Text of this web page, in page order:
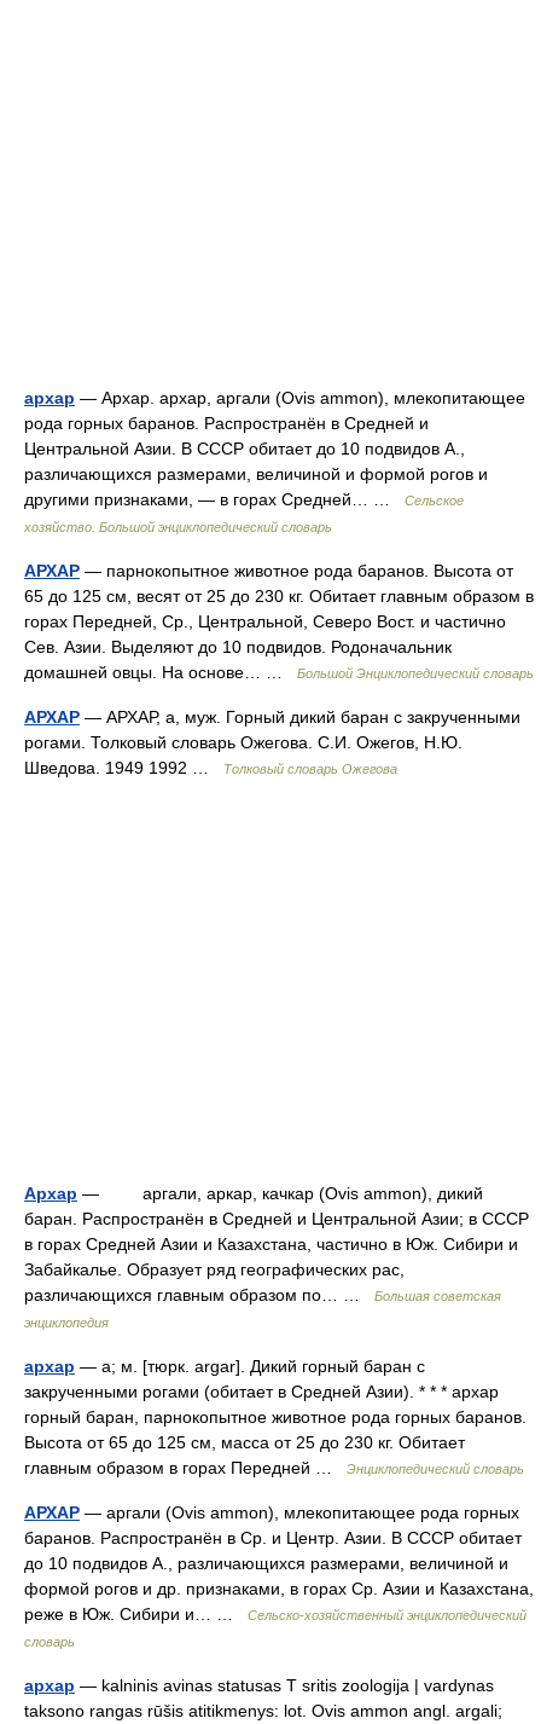
архар — Архар. архар, аргали (Ovis ammon), млекопитающее
рода горных баранов. Распространён в Средней и
Центральной Азии. В СССР обитает до 10 подвидов А.,
различающихся размерами, величиной и формой рогов и
другими признаками, — в горах Средней… …
Сельское
хозяйство. Большой энциклопедический словарь
АРХАР — парнокопытное животное рода баранов. Высота от
65 до 125 см, весят от 25 до 230 кг. Обитает главным образом в
горах Передней, Ср., Центральной, Северо Вост. и частично
Сев. Азии. Выделяют до 10 подвидов. Родоначальник
домашней овцы. На основе… …
Большой Энциклопедический словарь
АРХАР — АРХАР, а, муж. Горный дикий баран с закрученными
рогами. Толковый словарь Ожегова. С.И. Ожегов, Н.Ю.
Шведова. 1949 1992 …
Толковый словарь Ожегова
Архар — аргали, аркар, качкар (Ovis ammon), дикий
баран. Распространён в Средней и Центральной Азии; в СССР
в горах Средней Азии и Казахстана, частично в Юж. Сибири и
Забайкалье. Образует ряд географических рас,
различающихся главным образом по… …
Большая советская
энциклопедия
архар — а; м. [тюрк. argar]. Дикий горный баран с
закрученными рогами (обитает в Средней Азии). * * * архар
горный баран, парнокопытное животное рода горных баранов.
Высота от 65 до 125 см, масса от 25 до 230 кг. Обитает
главным образом в горах Передней …
Энциклопедический словарь
АРХАР — аргали (Ovis ammon), млекопитающее рода горных
баранов. Распространён в Ср. и Центр. Азии. В СССР обитает
до 10 подвидов А., различающихся размерами, величиной и
формой рогов и др. признаками, в горах Ср. Азии и Казахстана,
реже в Юж. Сибири и… …
Сельско-хозяйственный энциклопедический
словарь
архар — kalninis avinas statusas T sritis zoologija | vardynas
taksono rangas rūšis atitikmenys: lot. Ovis ammon angl. argali;